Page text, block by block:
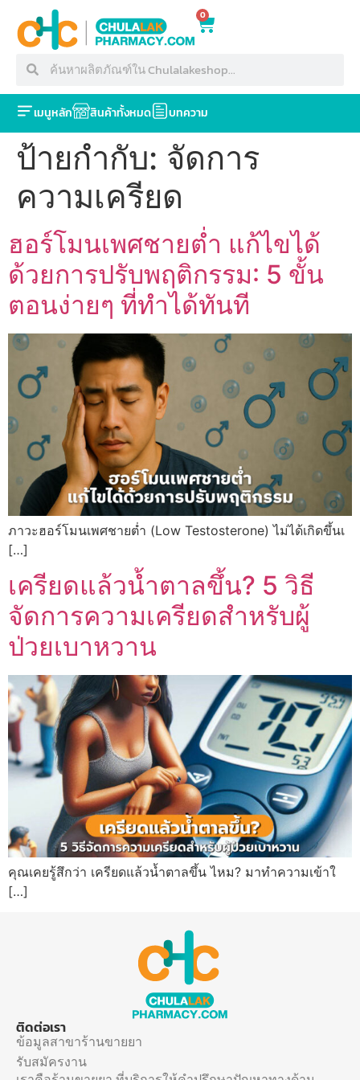
0
เมนูหลัก สินค้าทั้งหมด บทความ
ป้ายกำกับ: จัดการ
ความเครียด
ฮอร์โมนเพศชายต่ำ แก้ไขได้
ด้วยการปรับพฤติกรรม: 5 ขั้น
ตอนง่ายๆ ที่ทำได้ทันที
ภาวะฮอร์โมนเพศชายต่ำ (Low Testosterone) ไม่ได้เกิดขึ้นเ
[…]
เครียดแล้วน้ำตาลขึ้น? 5 วิธี
จัดการความเครียดสำหรับผู้
ป่วยเบาหวาน
คุณเคยรู้สึกว่า เครียดแล้วน้ำตาลขึ้น ไหม? มาทำความเข้าใ
[…]
ติดต่อเรา
ข้อมูลสาขาร้านขายยา
รับสมัครงาน